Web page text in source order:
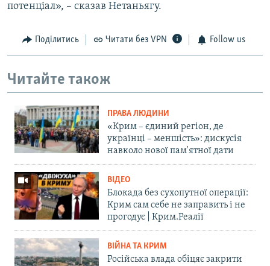
потенціал», – сказав Нетаньягу.
Поділитись Читати без VPN Follow us
Читайте також
ПРАВА ЛЮДИНИ
«Крим – єдиний регіон, де
українці – меншість»: дискусія
навколо нової пам'ятної дати
ВІДЕО
Блокада без сухопутної операції:
Крим сам себе не заправить і не
прогодує | Крим.Реалії
ВІЙНА ТА КРИМ
Російська влада обіцяє закрити